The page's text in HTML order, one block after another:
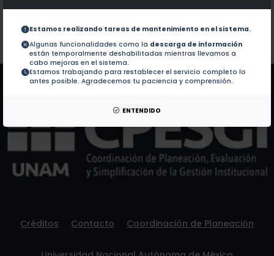
Estamos realizando tareas de mantenimiento en el sistema.
Algunas funcionalidades como la descarga de información
están temporalmente deshabilitadas mientras llevamos a
cabo mejoras en el sistema.
Estamos trabajando para restablecer el servicio completo lo
antes posible. Agradecemos tu paciencia y comprensión.
ENTENDIDO
Colaboraciones en Tesis:
Patentes: No hay patentes de este autor.
Créditos Contacto Coordinación de Planeación